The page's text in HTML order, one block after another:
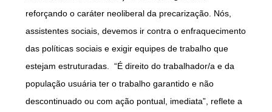
reforçando o caráter neoliberal da precarização. Nós,
assistentes sociais, devemos ir contra o enfraquecimento
das políticas sociais e exigir equipes de trabalho que
estejam estruturadas. “É direito do trabalhador/a e da
população usuária ter o trabalho garantido e não
descontinuado ou com ação pontual, imediata”, reflete a